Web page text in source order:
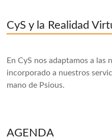
CyS y la Realidad
En CyS nos adaptamos a las
incorporado a nuestros
mano de Psious.
AGENDA